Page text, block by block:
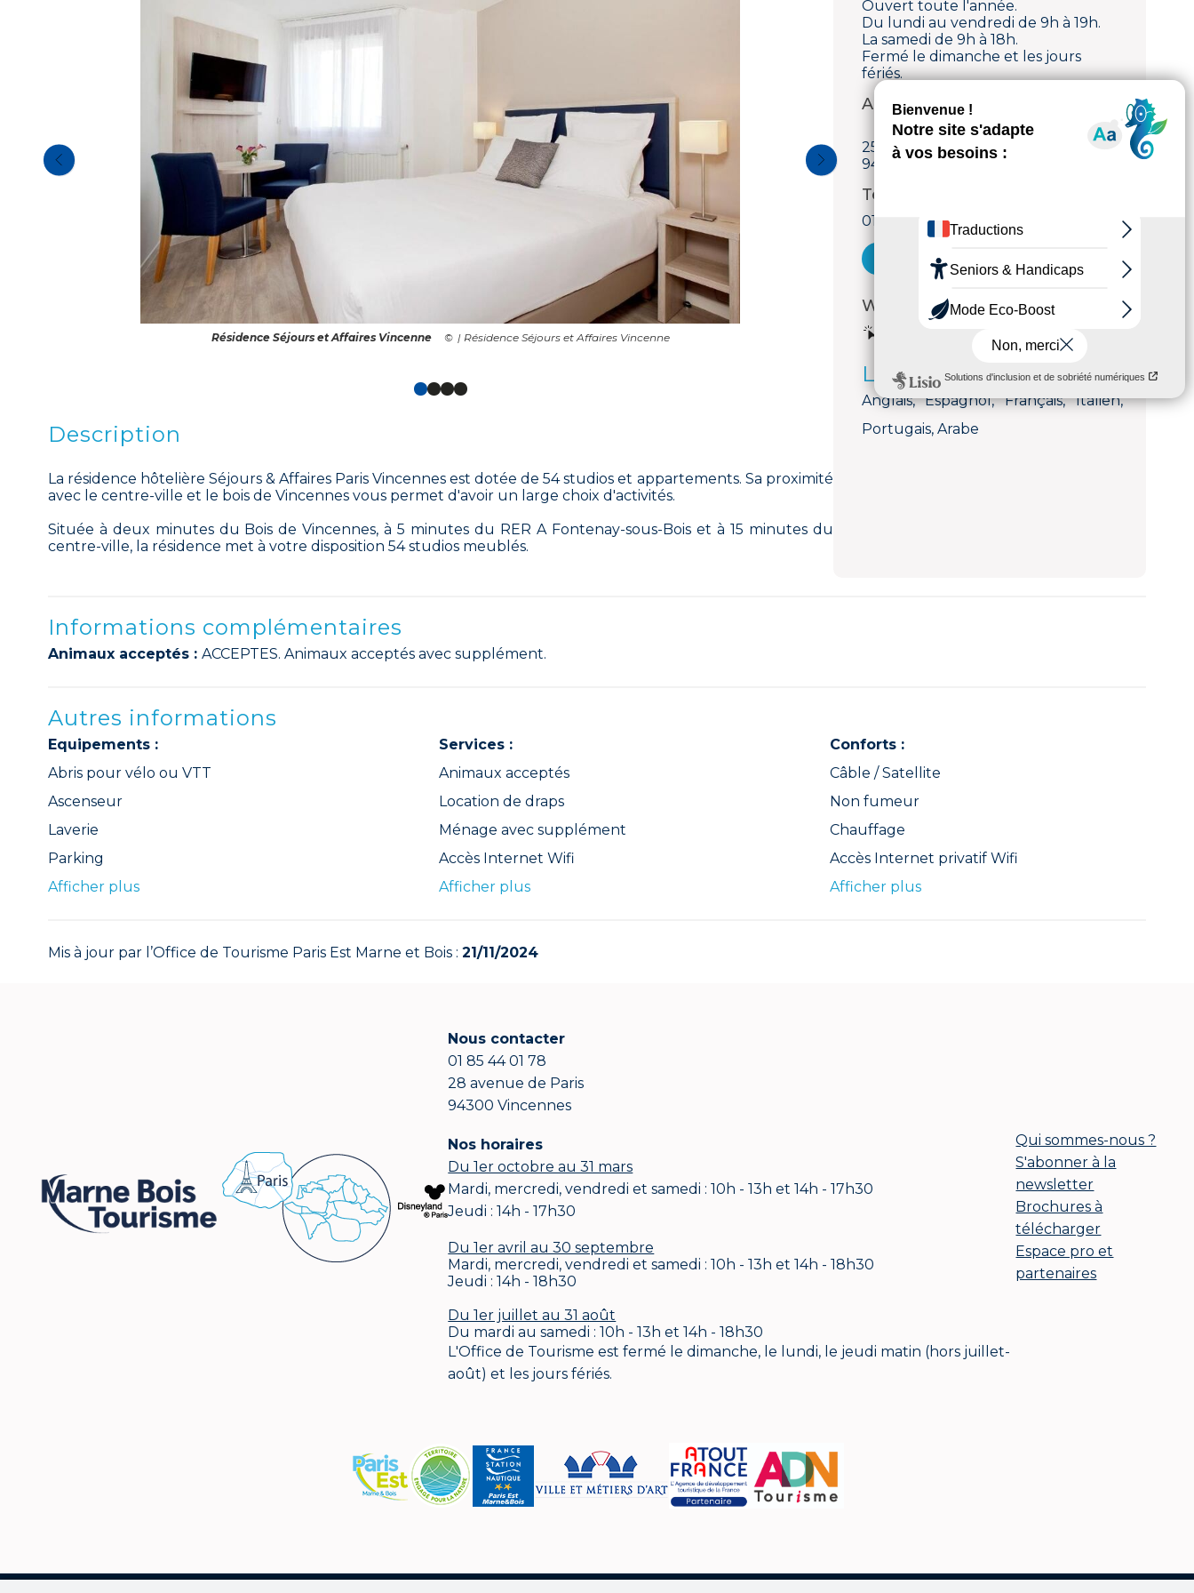
Résidence Séjours et Affaires Vincenne | Résidence Séjours et Affaires Vincenne
Description
La résidence hôtelière Séjours & Affaires Paris Vincennes est dotée de 54 studios et appartements. Sa proximité
avec le centre-ville et le bois de Vincennes vous permet d'avoir un large choix d'activités.
Située à deux minutes du Bois de Vincennes, à 5 minutes du RER A Fontenay-sous-Bois et à 15 minutes du
centre-ville, la résidence met à votre disposition 54 studios meublés.
Ouvert toute l'année.
Du lundi au vendredi de 9h à 19h.
La samedi de 9h à 18h.
Fermé le dimanche et les jours
fériés.
Adresse
25 avenue des Murs du Parc
94300 Vincennes
Téléphone
01 43 65 20 00
Voir le courriel
Web
Voir le site internet
Langues parlées
Anglais, Espagnol, Français, Italien,
Portugais, Arabe
Informations complémentaires
Animaux acceptés : ACCEPTES. Animaux acceptés avec supplément.
Autres informations
Equipements :
Abris pour vélo ou VTT
Ascenseur
Laverie
Parking
Afficher plus
Services :
Animaux acceptés
Location de draps
Ménage avec supplément
Accès Internet Wifi
Afficher plus
Conforts :
Câble / Satellite
Non fumeur
Chauffage
Accès Internet privatif Wifi
Afficher plus
Mis à jour par l’Office de Tourisme Paris Est Marne et Bois : 21/11/2024
Nous contacter
01 85 44 01 78
28 avenue de Paris
94300 Vincennes
Nos horaires
Du 1er octobre au 31 mars
Mardi, mercredi, vendredi et samedi : 10h - 13h et 14h - 17h30
Jeudi : 14h - 17h30
Du 1er avril au 30 septembre
Mardi, mercredi, vendredi et samedi : 10h - 13h et 14h - 18h30
Jeudi : 14h - 18h30
Du 1er juillet au 31 août
Du mardi au samedi : 10h - 13h et 14h - 18h30
L'Office de Tourisme est fermé le dimanche, le lundi, le jeudi matin (hors juillet-
août) et les jours fériés.
Qui sommes-nous ?
S'abonner à la
newsletter
Brochures à
télécharger
Espace pro et
partenaires